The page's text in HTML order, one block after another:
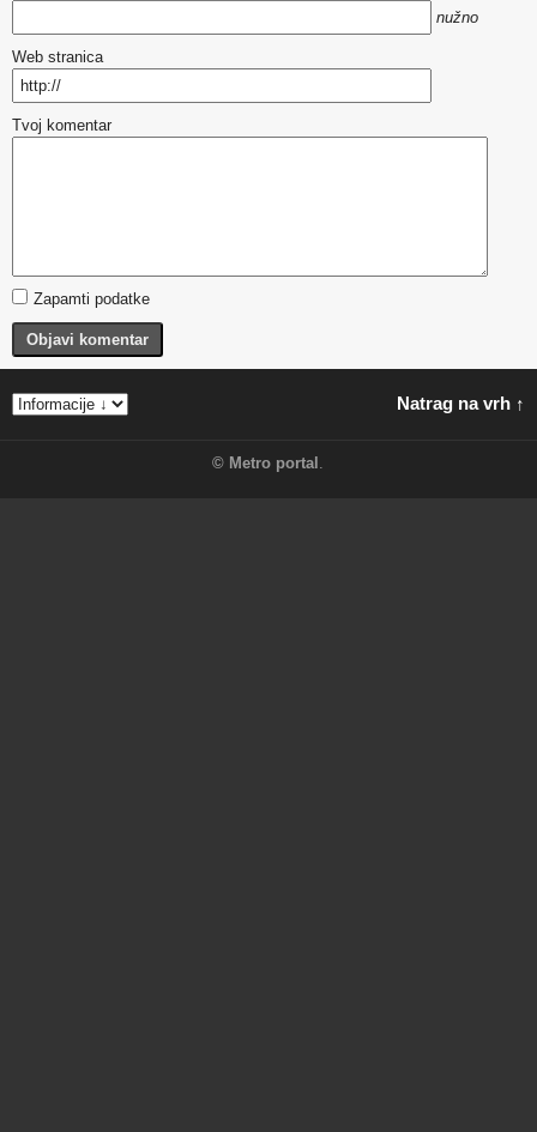
nužno
Web stranica
Tvoj komentar
Zapamti podatke
Objavi komentar
Natrag na vrh ↑
© Metro portal .